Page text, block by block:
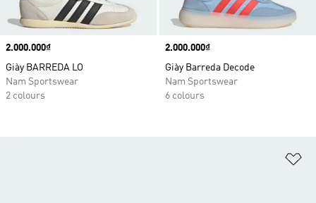
Price
2.000.000₫
Giày BARREDA LO
Nam Sportswear
2 colours
Price
2.000.000₫
Giày Barreda Decode
Nam Sportswear
6 colours